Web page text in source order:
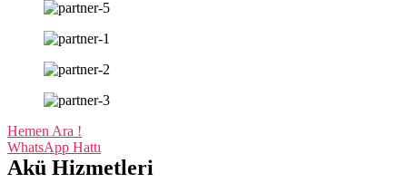
Hemen Ara !
WhatsApp Hattı
Akü Hizmetleri